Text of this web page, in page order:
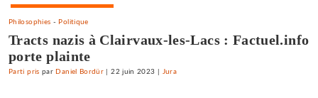
Philosophies - Politique
Tracts nazis à Clairvaux-les-Lacs : Factuel.info
porte plainte
Parti pris par Daniel Bordür |22 juin 2023 Jura